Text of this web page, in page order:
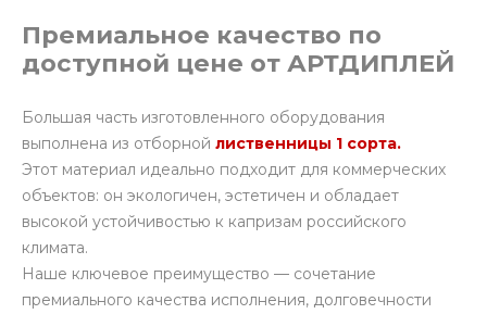
Премиальное качество по
доступной цене от АРТДИПЛЕЙ
Большая часть изготовленного оборудования
выполнена из отборной лиственницы 1 сорта.
Этот материал идеально подходит для коммерческих
объектов: он экологичен, эстетичен и обладает
высокой устойчивостью к капризам российского
климата.
Наше ключевое преимущество — сочетание
премиального качества исполнения, долговечности